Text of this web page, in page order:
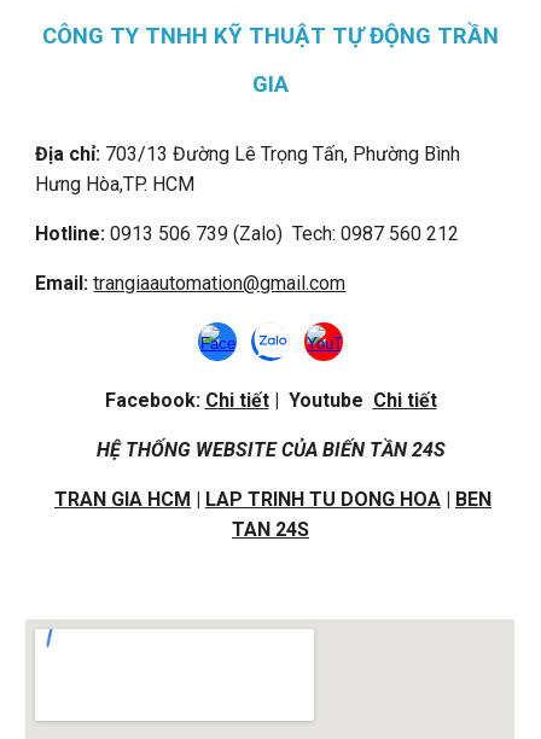
CÔNG TY TNHH KỸ THUẬT TỰ ĐỘNG TRẦN
GIA
Địa chỉ: 703/13 Đường Lê Trọng Tấn, Phường Bình
Hưng Hòa,TP. HCM
Hotline: 0913 506 739 (Zalo) Tech: 0987 560 212
Email:trangiaautomation@gmail.com
Facebook: Chi tiết| Youtube Chi tiết
HỆ THỐNG WEBSITE CỦA BIẾN TẦN 24S
TRAN GIA HCM | LAP TRINH TU DONG HOA | BEN
TAN 24S